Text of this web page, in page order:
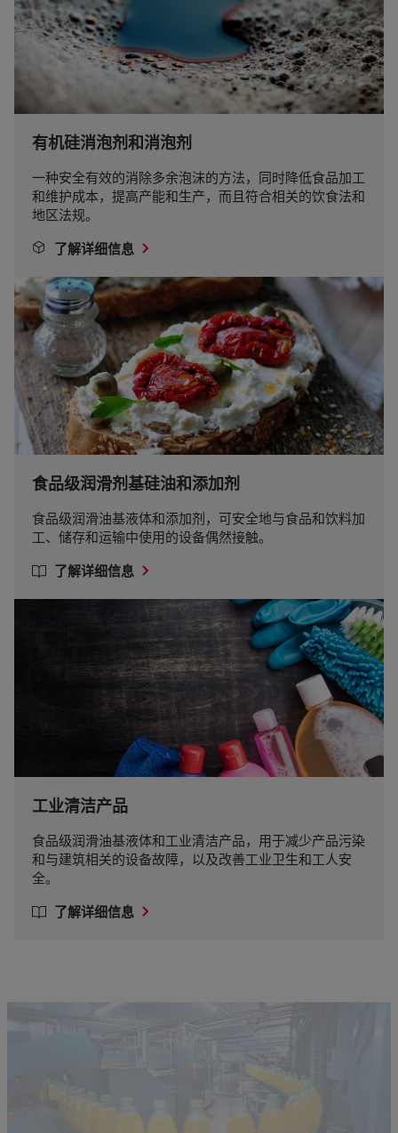
有机硅消泡剂和消泡剂
一种安全有效的消除多余泡沫的方法，同时降低食品加工
和维护成本，提高产能和生产，而且符合相关的饮食法和
地区法规。
了解详细信息
食品级润滑剂基硅油和添加剂
食品级润滑油基液体和添加剂，可安全地与食品和饮料加
工、储存和运输中使用的设备偶然接触。
了解详细信息
工业清洁产品
食品级润滑油基液体和工业清洁产品，用于减少产品污染
和与建筑相关的设备故障，以及改善工业卫生和工人安
全。
了解详细信息